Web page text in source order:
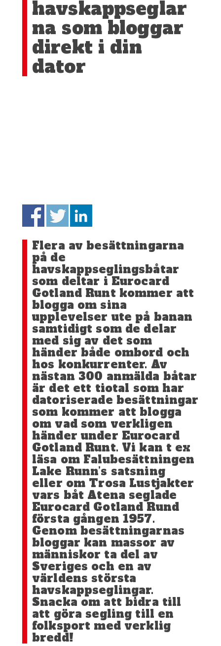
havskappseglar
na som bloggar
direkt i din
dator
Flera av besättningarna
på de
havskappseglingsbåtar
som deltar i Eurocard
Gotland Runt kommer att
blogga om sina
upplevelser ute på banan
samtidigt som de delar
med sig av det som
händer både ombord och
hos konkurrenter. Av
nästan 300 anmälda båtar
är det ett tiotal som har
datoriserade besättningar
som kommer att blogga
om vad som verkligen
händer under Eurocard
Gotland Runt. Vi kan t ex
läsa om Falubesättningen
Lake Runn’s satsning
eller om Trosa Lustjakter
vars båt Atena seglade
Eurocard Gotland Rund
första gången 1957.
Genom besättningarnas
bloggar kan massor av
människor ta del av
Sveriges och en av
världens största
havskappseglingar.
Snacka om att bidra till
att göra segling till en
folksport med verklig
bredd!